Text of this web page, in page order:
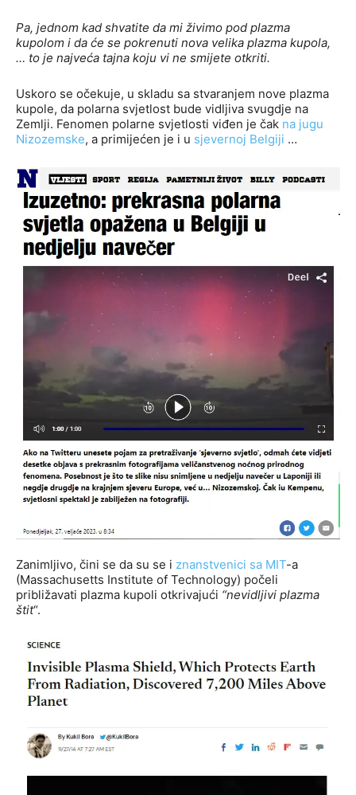
Pa, jednom kad shvatite da mi živimo pod plazma
kupolom i da će se pokrenuti nova velika plazma kupola,
… to je najveća tajna koju vi ne smijete otkriti.
Uskoro se očekuje, u skladu sa stvaranjem nove plazma
kupole, da polarna svjetlost bude vidljiva svugdje na
Zemlji. Fenomen polarne svjetlosti viđen je čak na jugu
Nizozemske, a primijećen je i u sjevernoj Belgiji …
Zanimljivo, čini se da su se i znanstvenici sa MIT-a
(Massachusetts Institute of Technology) počeli
približavati plazma kupoli otkrivajući “nevidljivi plazma
štit“.